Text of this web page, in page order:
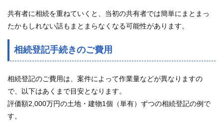
共有者に相続を重ねていくと、当初の共有者では簡単にまとまっ
たかもしれない話もまとまらなくなる可能性があります。
相続登記手続きのご費用
相続登記のご費用は、案件によって作業量などが異なりますの
で、以下はあくまで目安となります。
評価額2,000万円の土地・建物1個（単有）ずつの相続登記の例で
す。